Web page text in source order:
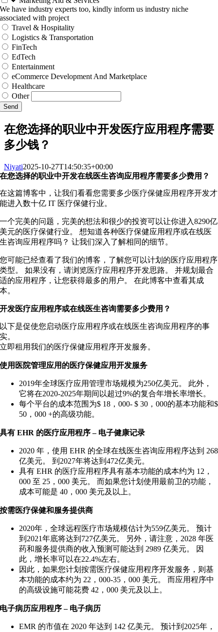
We have industry experts too, kindly inform us industry niche
associated with project
Travel & Hospitality
Logistics & Transportation
FinTech
EdTech
Entertainment
eCommerce Development And Marketplace
Healthcare
Other
Send
在您选择的职业中开发医疗应用程序需要
多少钱？
Niyati2025-10-27T14:50:35+00:00
在您选择的职业中开发在线医生咨询应用程序需要多少费用？
在这篇博客中，让我们看看您需要多少医疗保健应用程序开发才
能进入数十亿 IT 医疗保健行业。
一个完美的问题，完美的想法和很少的投资可以让你进入8290亿
美元的医疗保健行业。 想知道各种医疗保健应用程序或在线医
生咨询应用程序吗？ 让我们深入了解相同的细节。
您可能已经查看了我们的博客，了解您可以计划的医疗应用程序
类型。 如果没有，请浏览医疗应用程序开发思路。 并规划最合
适的应用程序，让您获得最多的用户。 在此博客中查看其成
本。
开发医疗应用程序或在线医生咨询需要多少费用？
以下是促使您启动医疗应用程序或在线医生咨询应用程序的事
实。
立即租用我们的医疗保健应用程序开发服务。
使用医院管理应用的医疗保健应用开发服务
2019年全球医疗应用管理市场规模为250亿美元。 此外，
它将在2020-2025年期间以超过9%的复合年增长率增长。
每个平台的成本范围为$ 18，000- $ 30，000的基本功能和$
50，000 +的高级功能。
具有 EHR 的医疗应用程序 – 电子健康记录
2020 年，使用 EHR 的全球在线医生咨询应用程序达到 268
亿美元。 到2027年将达到472亿美元。
具有 EHR 的医疗应用程序具有基本功能的成本约为 12，
000 至 25，000 美元。 而如果您计划使用最前卫的功能，
成本可能是 40，000 美元及以上。
按需医疗保健和服务提供商
2020年，全球远程医疗市场规模估计为559亿美元。 预计
到2021年底将达到727亿美元。 另外，请注意，2028 年医
药和服务提供商的收入预测可能达到 2989 亿美元。 因
此，增长率可以在22.4%左右。
因此，如果您计划按需医疗保健应用程序开发服务，则基
本功能的成本约为 22，000-35，000 美元。 而应用程序中
的高级设施可能花费 42，000 美元及以上。
电子病历应用程序 – 电子病历
EMR 的市值在 2020 年达到 142 亿美元。 预计到2025年，